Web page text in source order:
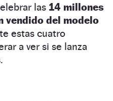
las 14 millones
vendido del modelo
estas cuatro
a ver si se lanza